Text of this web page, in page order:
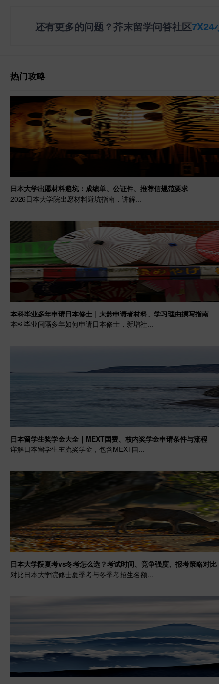
还有更多的问题？芥末留学问答社区7X24
热门攻略
日本大学出愿材料避坑：成绩单、公证件、推荐信规范要求
2026日本大学院出愿材料避坑指南，讲解...
本科毕业多年申请日本修士｜大龄申请者材料、学习理由撰写指南
本科毕业间隔多年如何申请日本修士，新增社...
日本留学生奖学金大全｜MEXT国费、校内奖学金申请条件与流程
详解日本留学生主流奖学金，包含MEXT国...
日本大学院夏考vs冬考怎么选？考试时间、竞争强度、报考策略对比
对比日本大学院修士夏季考与冬季考招生名额...